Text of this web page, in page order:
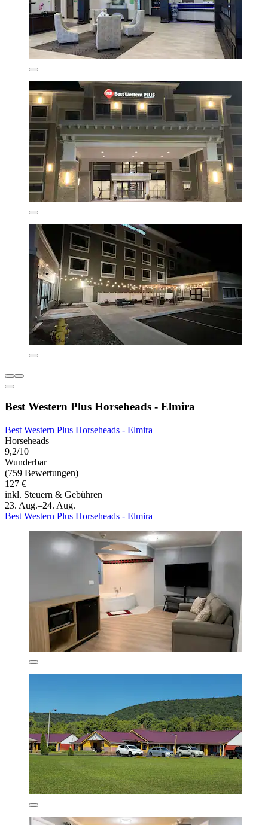
Best Western Plus Horseheads - Elmira
Best Western Plus Horseheads - Elmira
Horseheads
9,2/10
Wunderbar
(759 Bewertungen)
127 €
inkl. Steuern & Gebühren
23. Aug.–24. Aug.
Best Western Plus Horseheads - Elmira